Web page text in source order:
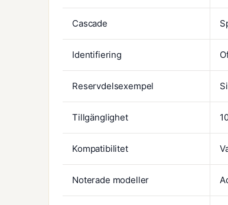
Cascade
Identifiering
Reservdelsexempel
Tillgänglighet
Kompatibilitet
Noterade modeller